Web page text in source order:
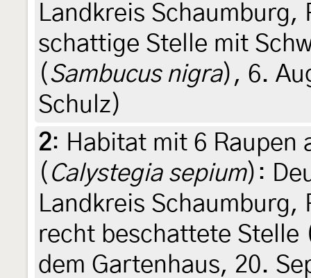
Landkreis
schattige Stelle mit
( Sambucus nigra), 6.
Schulz)
2: Habitat mit 6 Raupen
( Calystegia sepium):
Landkreis
recht beschattete
dem Gartenhaus, 20.